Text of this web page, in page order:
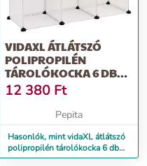
VIDAXL ÁTLÁTSZÓ
POLIPROPILÉN
TÁROLÓKOCKA 6 DB
KOCKÁVAL
12 380 Ft
Pepita
Hasonlók, mint vidaXL átlátszó
polipropilén tárolókocka 6 db
kockával